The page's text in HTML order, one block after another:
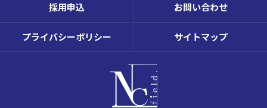
採用申込 お問い合わせ
プライバシーポリシー サイトマップ